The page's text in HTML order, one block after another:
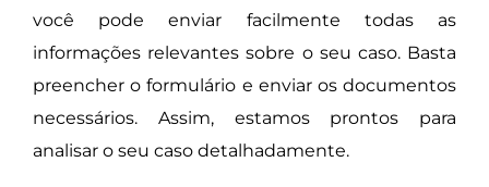
você pode enviar facilmente todas as
informações relevantes sobre o seu caso. Basta
preencher o formulário e enviar os documentos
necessários. Assim, estamos prontos para
analisar o seu caso detalhadamente.